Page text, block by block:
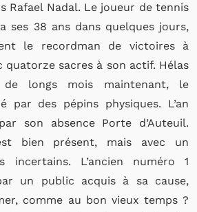
Rafael Nadal. Le joueur de tennis
ses 38 ans dans quelques jours,
le recordman de victoires à
quatorze sacres à son actif. Hélas
longs mois maintenant, le
par des pépins physiques. L’an
son absence Porte d’Auteuil.
bien présent, mais avec un
incertains. L’ancien numéro 1
un public acquis à sa cause,
comme au bon vieux temps ?